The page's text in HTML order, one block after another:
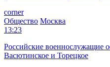
corner
Общество Москва
13:23
Российские военнослужащие
Васютинское и Торецкое